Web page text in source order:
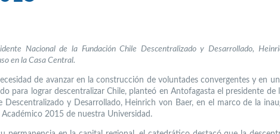
Nacional de la Fundación Chile Descentralizado y Desarrollado,
en la Casa Central.
de avanzar en la construcción de voluntades convergentes y en
para lograr descentralizar Chile, planteó en Antofagasta el presidente de
Descentralizado y Desarrollado, Heinrich von Baer, en el marco de la
2015 de nuestra Universidad.